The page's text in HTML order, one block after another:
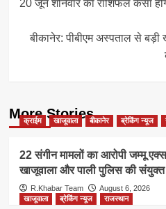
navigation
20 जून शनिवार का राशिफल कैसा
बीकानेर: पीबीएम अस्पताल से
More Stories
क्राईम खाजूवाला बीकानेर ब्रेकिंग न्यूज
22 संगीन मामलों का आरोपी जम्मू
खाजूवाला और पाली पुलिस की संयुक्त
R.Khabar Team
August 6, 2026
खाजूवाला
ब्रेकिंग न्यूज राजस्थान